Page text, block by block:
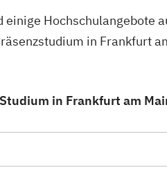
Hochschulangebote
in Frankfurt
in Frankfurt am